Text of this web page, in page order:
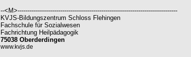
--<M>----------------------------------------------------------------------------------
KVJS-Bildungszentrum Schloss Flehingen
Fachschule für Sozialwesen
Fachrichtung Heilpädagogik
75038 Oberderdingen
www.kvjs.de